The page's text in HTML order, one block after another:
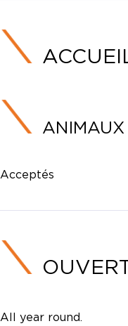
ANIMAUX
Acceptés
All year round.